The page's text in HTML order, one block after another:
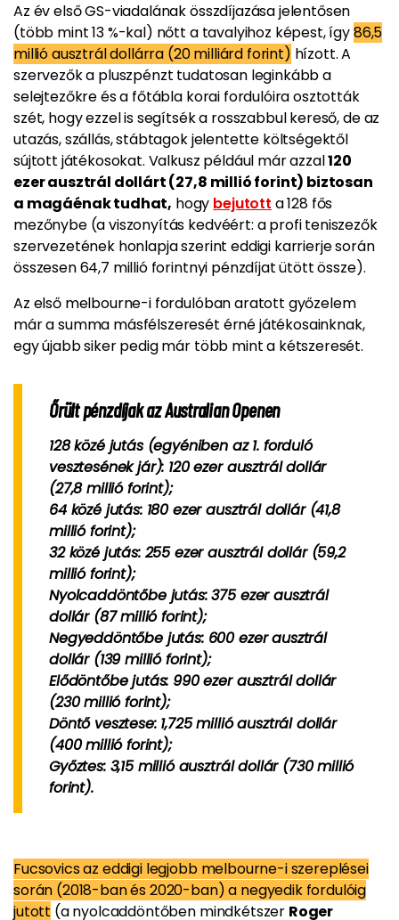
Az év első GS-viadalának összdíjazása jelentősen
(több mint 13 %-kal) nőtt a tavalyihoz képest, így86,5
millió ausztrál dollárra (20 milliárd forint) hízott. A
szervezők a pluszpénzt tudatosan leginkább a
selejtezőkre és a főtábla korai fordulóira osztották
szét, hogy ezzel is segítsék a rosszabbul kereső, de az
utazás, szállás, stábtagok jelentette költségektől
sújtott játékosokat. Valkusz például már azzal120
ezer ausztrál dollárt (27,8 millió forint) biztosan
a magáénak tudhat, hogy bejutott a 128 fős
mezőnybe (a viszonyítás kedvéért: a profi teniszezők
szervezetének honlapja szerint eddigi karrierje során
összesen 64,7 millió forintnyi pénzdíjat ütött össze).
Az első melbourne-i fordulóban aratott győzelem
már a summa másfélszeresét érné játékosainknak,
egy újabb siker pedig már több mint a kétszeresét.
Őrült pénzdíjak az Australian Openen
128 közé jutás(egyéniben az 1. forduló
vesztesének jár): 120 ezer ausztrál dollár
(27,8 millió forint);
64 közé jutás:180 ezer ausztrál dollár (41,8
millió forint);
32 közé jutás: 255 ezer ausztrál dollár (59,2
millió forint);
Nyolcaddöntőbe jutás:375 ezer ausztrál
dollár (87 millió forint);
Negyeddöntőbe jutás:600 ezer ausztrál
dollár (139 millió forint);
Elődöntőbe jutás: 990 ezer ausztrál dollár
(230 millió forint);
Döntő vesztese:1,725 millió ausztrál dollár
(400 millió forint);
Győztes:3,15 millió ausztrál dollár (730 millió
forint).
Fucsovics az eddigi legjobb melbourne-i szereplései
során (2018-ban és 2020-ban) a negyedik fordulóig
jutott (a nyolcaddöntőben mindkétszer Roger